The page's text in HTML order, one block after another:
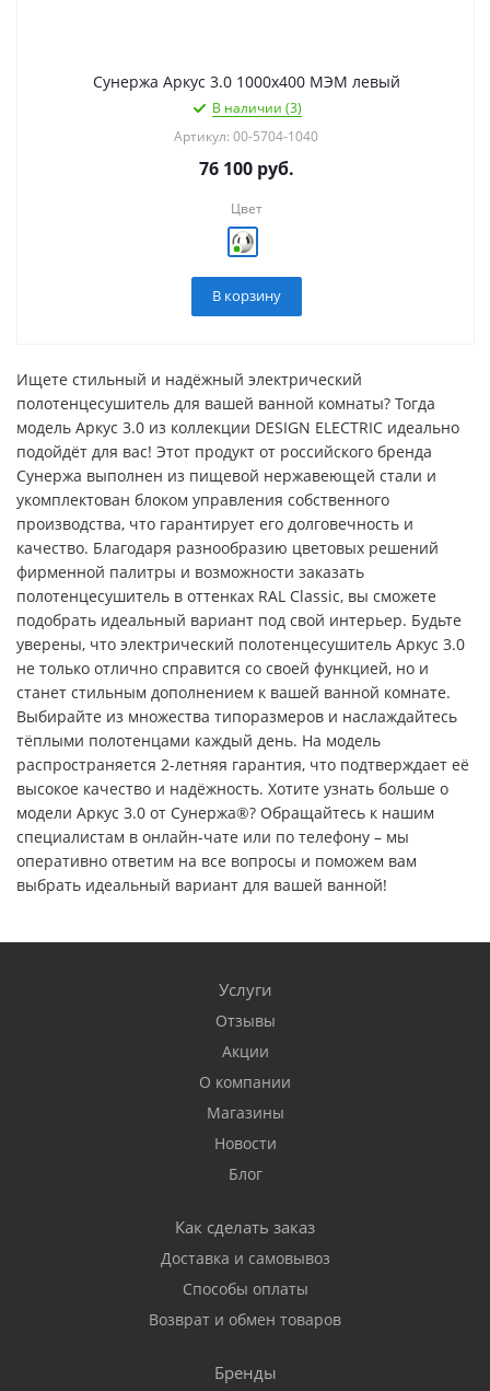
Сунержа Аркус 3.0 1000х400 МЭМ левый
В наличии (3)
Артикул: 00-5704-1040
76 100руб.
Цвет
В корзину
Ищете стильный и надёжный электрический
полотенцесушитель для вашей ванной комнаты? Тогда
модель Аркус 3.0 из коллекции DESIGN ELECTRIC идеально
подойдёт для вас! Этот продукт от российского бренда
Сунержа выполнен из пищевой нержавеющей стали и
укомплектован блоком управления собственного
производства, что гарантирует его долговечность и
качество. Благодаря разнообразию цветовых решений
фирменной палитры и возможности заказать
полотенцесушитель в оттенках RAL Classic, вы сможете
подобрать идеальный вариант под свой интерьер. Будьте
уверены, что электрический полотенцесушитель Аркус 3.0
не только отлично справится со своей функцией, но и
станет стильным дополнением к вашей ванной комнате.
Выбирайте из множества типоразмеров и наслаждайтесь
тёплыми полотенцами каждый день. На модель
распространяется 2-летняя гарантия, что подтверждает её
высокое качество и надёжность. Хотите узнать больше о
модели Аркус 3.0 от Сунержа®? Обращайтесь к нашим
специалистам в онлайн-чате или по телефону – мы
оперативно ответим на все вопросы и поможем вам
выбрать идеальный вариант для вашей ванной!
Услуги
Отзывы
Акции
О компании
Магазины
Новости
Блог
Как сделать заказ
Доставка и самовывоз
Способы оплаты
Возврат и обмен товаров
Бренды